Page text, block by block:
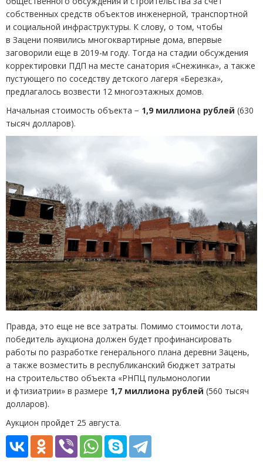
собственных средств объектов инженерной, транспортной
и социальной инфраструктуры. К слову, о том, чтобы
в Зацени появились многоквартирные дома, впервые
заговорили еще в 2019-м году. Тогда на стадии обсуждения
корректировки ПДП на месте санатория «Снежинка», а также
пустующего по соседству детского лагеря «Березка»,
предлагалось возвести 12 многоэтажных домов.
Начальная стоимость объекта − 1,9 миллиона рублей (630
тысяч долларов).
Правда, это еще не все затраты. Помимо стоимости лота,
победитель аукциона должен будет профинансировать
работы по разработке генерального плана деревни Зацень,
а также возместить в республиканский бюджет затраты
на строительство объекта «РНПЦ пульмонологии
и фтизиатрии» в размере 1,7 миллиона рублей (560 тысяч
долларов).
Аукцион пройдет 25 августа.